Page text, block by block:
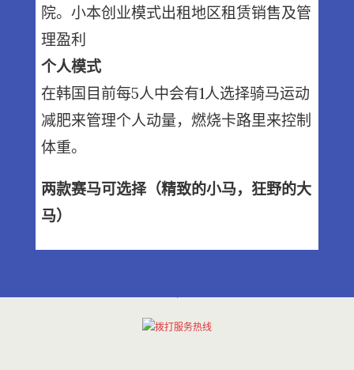
院。小本创业模式出租地区租赁销售及管
理盈利
个人模式
在韩国目前每5人中会有1人选择骑马运动
减肥来管理个人动量，燃烧卡路里来控制
体重。
两款赛马可选择（精致的小马，狂野的大
马）
拨打服务热线